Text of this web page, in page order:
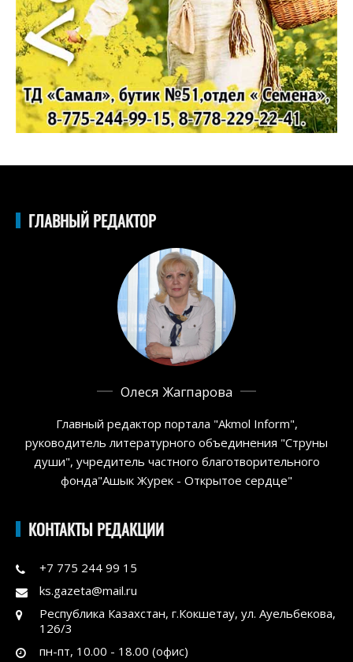
ГЛАВНЫЙ РЕДАКТОР
Олеся Жагпарова
Главный редактор портала "Akmol Inform",
руководитель литературного объединения "Струны
души", учредитель частного благотворительного
фонда"Ашык Журек - Открытое сердце"
КОНТАКТЫ РЕДАКЦИИ
+7 775 244 99 15
ks.gazeta@mail.ru
Республика Казахстан, г.Кокшетау, ул. Ауельбекова,
126/3
пн-пт, 10.00 - 18.00 (офис)